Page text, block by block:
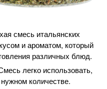
смесь итальянских
и ароматом, который
различных блюд.
легко использовать,
количестве.